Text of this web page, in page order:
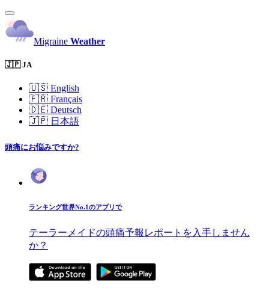
Migraine Weather
🇯🇵 JA
🇺🇸 English
🇫🇷 Français
🇩🇪 Deutsch
🇯🇵 日本語
頭痛にお悩みですか?
ランキング世界No.1のアプリで
テーラーメイドの頭痛予報レポートを入手しません
か？